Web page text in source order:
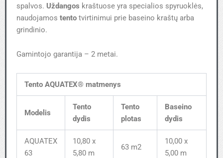
spalvos. Uždangos kraštuose yra specialios spyruoklės,
naudojamos tento tvirtinimui prie baseino kraštų arba
grindinio.
Gamintojo garantija – 2 metai.
Tento AQUATEX® matmenys
Modelis
Tento
dydis
Tento
plotas
Baseino
dydis
AQUATEX
63
10,80 x
5,80 m
63 m2
10,00 x
5,00 m